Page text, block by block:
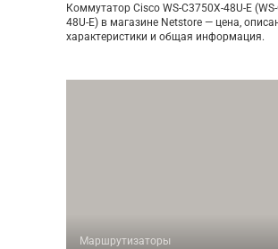
Коммутатор Cisco WS-C3750X-48U-E
48U-E) в магазине Netstore — цена,
характеристики и общая информация.
Маршрутизаторы